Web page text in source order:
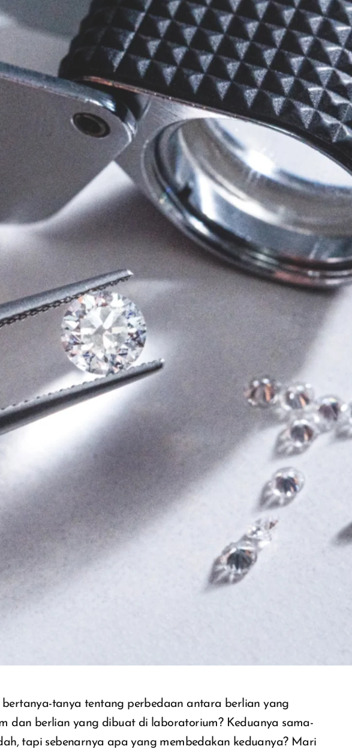
bertanya-tanya tentang perbedaan antara berlian yang
dan berlian yang dibuat di laboratorium? Keduanya sama-
tapi sebenarnya apa yang membedakan keduanya? Mari